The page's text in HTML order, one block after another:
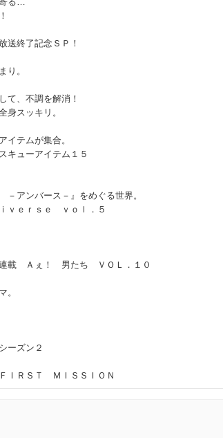
送終了記念ＳＰ！
り。
て、不調を解消！
身スッキリ。
イテムが集合。
キューアイテム１５
アンバース－』をめぐる世界。
ｖｅｒｓｅ ｖｏｌ．５
載 Ａぇ！ 男たち ＶＯＬ．１０
。
ーズン２
ＲＳＴ ＭＩＳＳＩＯＮ